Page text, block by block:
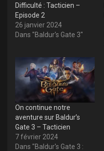
Difficulté : Tacticien –
Episode 2
26 janvier 2024
Dans "Baldur's Gate 3"
On continue notre
aventure sur Baldur’s
Gate 3 – Tacticien
7 février 2024
Dans "Baldur's Gate 3 :